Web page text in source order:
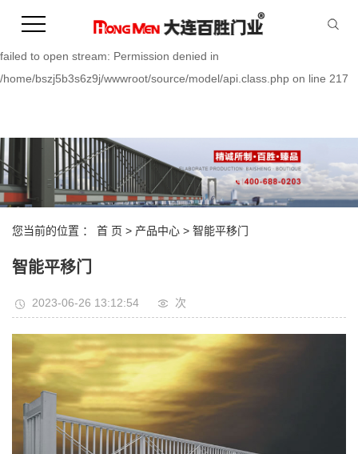
file_put_contents(/home/bszj5b3s6z9j/wwwroot/source/cache/
failed to open stream: Permission denied in
/home/bszj5b3s6z9j/wwwroot/source/model/api.class.php on line 217
您当前的位置 ： 首 页 > 产品中心 > 智能平移门
智能平移门
2023-06-26 13:12:54 次